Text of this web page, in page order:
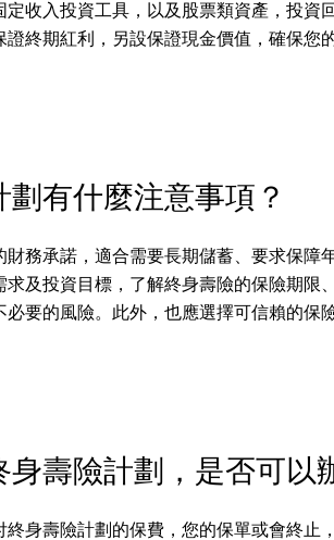
定收入投資工具，以及股票類資產，投資
證終期紅利，另設保證現金價值，確保您
有什麼注意事項？
財務承諾，適合需要長期儲蓄、要求保障
及投資目標，了解終身壽險的保險期限
要的風險。此外，也應選擇可信賴的保
壽險計劃，是否可以
終身壽險計劃的保費，您的保單或會終止